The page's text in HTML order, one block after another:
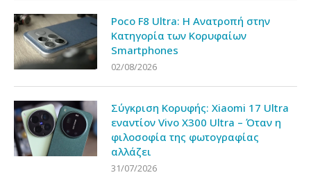
Poco F8 Ultra: Η Ανατροπή στην
Κατηγορία των Κορυφαίων
Smartphones
02/08/2026
Σύγκριση Κορυφής: Xiaomi 17 Ultra
εναντίον Vivo X300 Ultra – Όταν η
φιλοσοφία της φωτογραφίας
αλλάζει
31/07/2026